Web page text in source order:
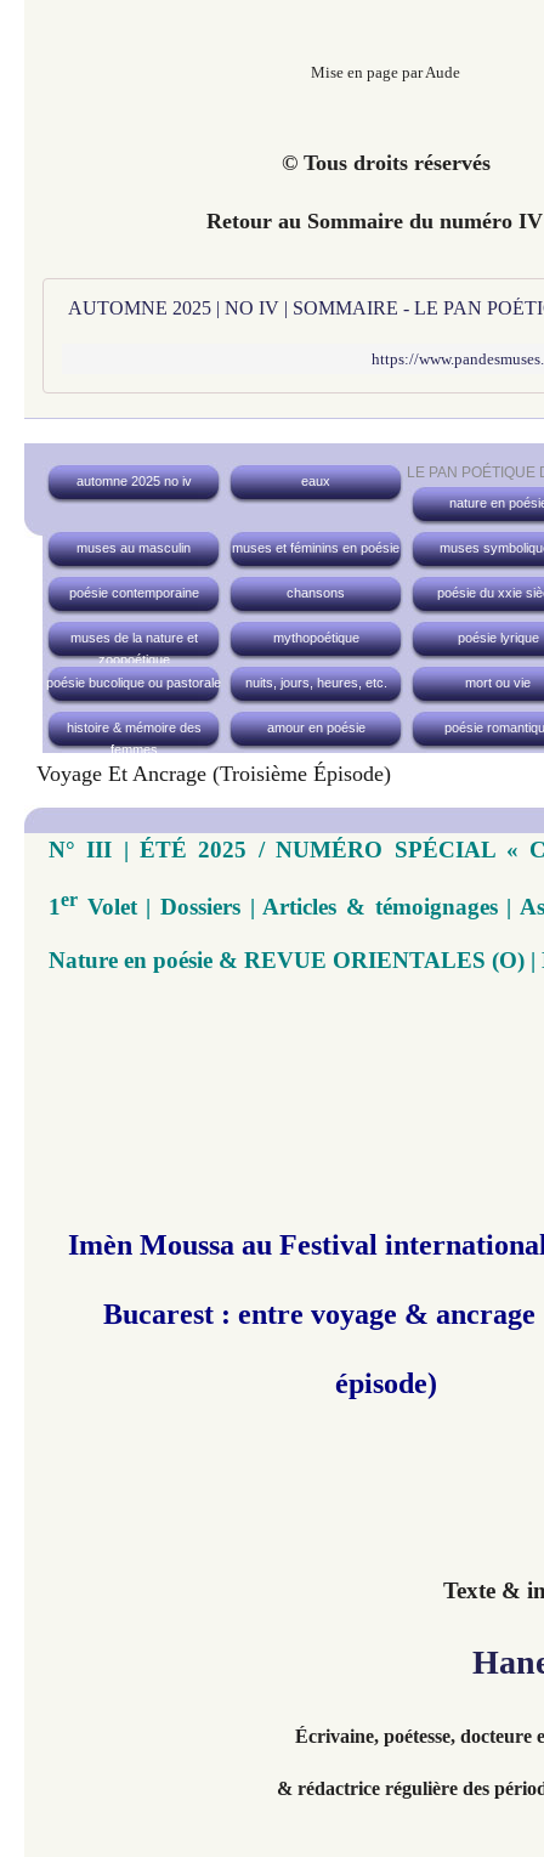
Mise en page par Aude
© Tous droits réservés
Retour au Sommaire du numéro
AUTOMNE 2025 | NO IV | SOMMAIRE - LE PAN
https://
LE PAN POÉTIQUE
automne 2025 no iv
eaux
nature en
muses au masculin muses et féminins en poésie muses
poésie contemporaine chansons poésie du xxie
muses de la nature et
zoopoétique
mythopoétique poésie lyrique
poésie bucolique ou pastorale nuits, jours, heures, etc. mort ou vie
histoire & mémoire des
femmes
amour en poésie poésie
Voyage Et Ancrage (troisième Épisode)
N° III | ÉTÉ 2025 / NUMÉRO SPÉCIAL «
1er Volet | Dossiers | Articles & témoignages |
Nature en poésie & REVUE ORIENTALES (O) |
Imèn Moussa au Festival
Bucarest : entre voyage &
épisode)
Texte &
Écrivaine, poétesse,
& rédactrice régulière des